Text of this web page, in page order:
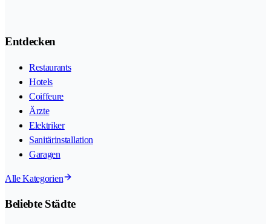
Entdecken
Restaurants
Hotels
Coiffeure
Ärzte
Elektriker
Sanitärinstallation
Garagen
Alle Kategorien
Beliebte Städte